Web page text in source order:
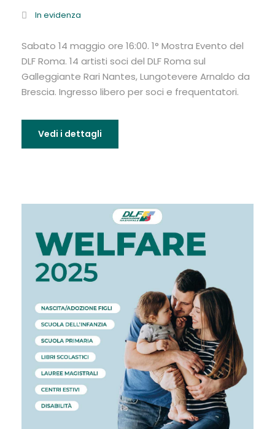
In evidenza
Sabato 14 maggio ore 16:00. 1° Mostra Evento del
DLF Roma. 14 artisti soci del DLF Roma sul
Galleggiante Rari Nantes, Lungotevere Arnaldo da
Brescia. Ingresso libero per soci e frequentatori.
Vedi i dettagli